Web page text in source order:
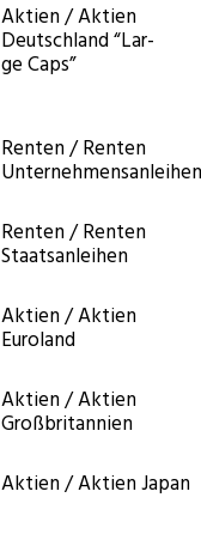
Akti­en / Akti­en
Deutsch­land “Lar­
ge Caps”
Ren­ten / Ren­ten
Unternehmensanleihen
Ren­ten / Ren­ten
Staatsanleihen
Akti­en / Akti­en
Euroland
Akti­en / Akti­en
Großbritannien
Akti­en / Akti­en Japan